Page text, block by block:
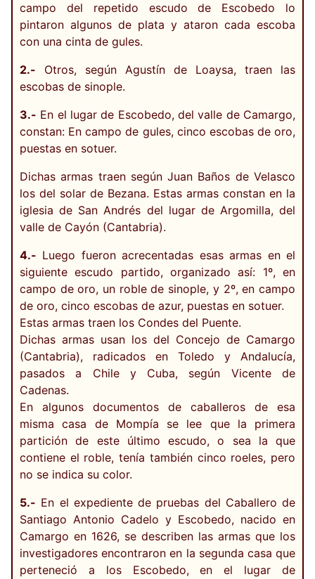
campo del repetido escudo de Escobedo lo
pintaron algunos de plata y ataron cada escoba
con una cinta de gules.
2.- Otros, según Agustín de Loaysa, traen las
escobas de sinople.
3.- En el lugar de Escobedo, del valle de Camargo,
constan: En campo de gules, cinco escobas de oro,
puestas en sotuer.
Dichas armas traen según Juan Baños de Velasco
los del solar de Bezana. Estas armas constan en la
iglesia de San Andrés del lugar de Argomilla, del
valle de Cayón (Cantabria).
4.- Luego fueron acrecentadas esas armas en el
siguiente escudo partido, organizado así: 1º, en
campo de oro, un roble de sinople, y 2º, en campo
de oro, cinco escobas de azur, puestas en sotuer.
Estas armas traen los Condes del Puente.
Dichas armas usan los del Concejo de Camargo
(Cantabria), radicados en Toledo y Andalucía,
pasados a Chile y Cuba, según Vicente de
Cadenas.
En algunos documentos de caballeros de esa
misma casa de Mompía se lee que la primera
partición de este último escudo, o sea la que
contiene el roble, tenía también cinco roeles, pero
no se indica su color.
5.- En el expediente de pruebas del Caballero de
Santiago Antonio Cadelo y Escobedo, nacido en
Camargo en 1626, se describen las armas que los
investigadores encontraron en la segunda casa que
perteneció a los Escobedo, en el lugar de